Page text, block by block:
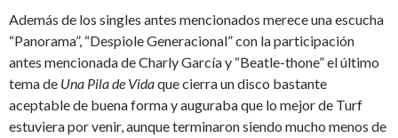
Además de los singles antes mencionados merece una escucha
“Panorama”, “Despiole Generacional” con la participación
antes mencionada de Charly García y “Beatle-thone” el último
tema de Una Pila de Vidaque cierra un disco bastante
aceptable de buena forma y auguraba que lo mejor de Turf
estuviera por venir, aunque terminaron siendo mucho menos de